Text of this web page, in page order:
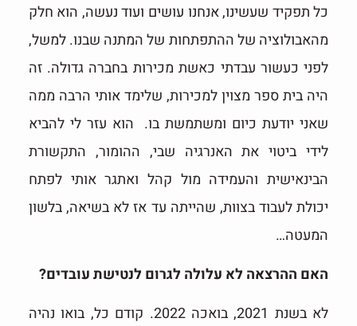
כל תפקיד שעשינו, אנחנו עושים ועוד נעשה, הוא חלק
מהאבולוציה של ההתפתחות של המתנה שבנו. למשל,
לפני כעשור עבדתי כאשת מכירות בחברה גדולה. זה
היה בית ספר מצוין למכירות, שלימד אותי הרבה ממה
שאני יודעת כיום ומשתמשת בו. הוא עזר לי להביא
לידי ביטוי את האנרגיה שבי, ההומור, התקשורת
הבינאישית והעמידה מול קהל ואתגר אותי לפתח
יכולת לעבוד בצוות, שהייתה עד אז לא בשיאה, בלשון
המעטה…
האם ההרצאה לא עלולה לגרום לנטישת עובדים?
לא בשנת 2021, בואכה 2022. קודם כל, בואו נהיה